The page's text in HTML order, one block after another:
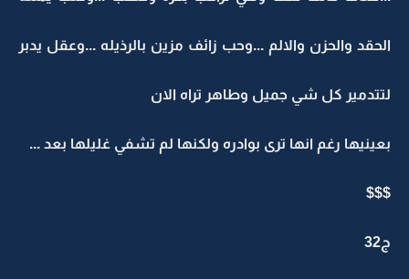
الحقد والحزن والالم ...وحب زائف مزين بالرذيله ...وعقل يدبر
لتتدمير كل شي جميل وطاهر تراه الان
بعينيها رغم انها ترى بوادره ولكنها لم تشفي غليلها بعد ...
$$$
ج32